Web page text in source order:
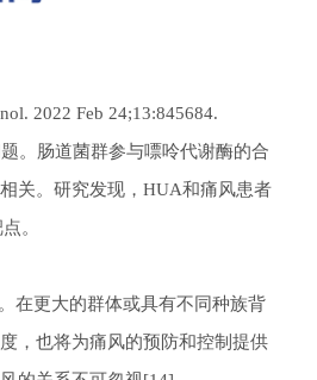
2022 Feb 24;13:845684.
。肠道菌群参与嘌呤代谢酶的合
关。研究发现，HUA和痛风患者
。
在更大的群体或具有不同种族背
，也将为痛风的预防和控制提供